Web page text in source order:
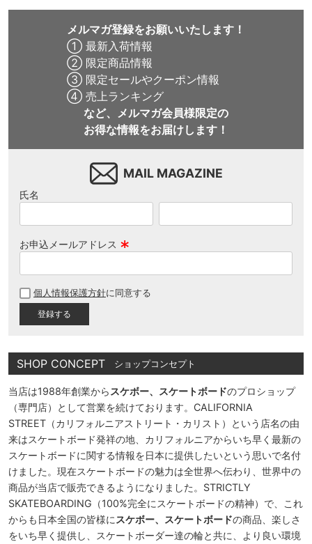
メルマガ登録をお願いいたします！
① 最新入荷情報
② 限定商品情報
③ 限定セールやクーポン情報
④ 売上ランキング
など、メルマガ会員様限定の
お得な情報をお届けします！
MAIL MAGAZINE
氏名
お申込メールアドレス
須
個人情報保護方針に同意する
SHOP CONCEPT ショップコンセプト
当店は1988年創業から スケボー、スケートボードのプロショップ
（専門店）として営業を続けております。CALIFORNIA
STREET（カリフォルニアストリート・カリスト）という店名の由
来はスケートボード発祥の地、カリフォルニアからいち早く最新の
スケートボードに関する情報を日本に提供したいという思いで名付
けました。現在スケートボードの魅力は全世界へ伝わり、世界中の
商品が当店で販売できるようになりました。STRICTLY
SKATEBOARDING（100%完全にスケートボードの精神）で、これ
からも日本全国の皆様に スケボー、スケートボードの商品、楽しさ
をいち早く提供し、スケートボーダー達の輪と共に、より良い環境